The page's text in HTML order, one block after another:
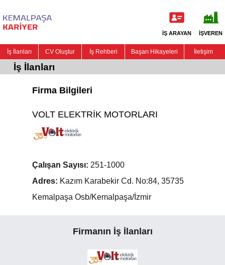
İŞ ARAYAN İŞVEREN
İş İlanları CV Oluştur İş Rehberi Başarı Hikayeleri İletişim
İş İlanları
Firma Bilgileri
VOLT ELEKTRİK MOTORLARI
Çalışan Sayısı: 251-1000
Adres: Kazım Karabekir Cd. No:84, 35735
Kemalpaşa Osb/Kemalpaşa/İzmir
Firmanın İş İlanları